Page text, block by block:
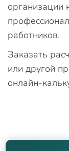
организации
работников.
Заказать
или другой
онлайн-